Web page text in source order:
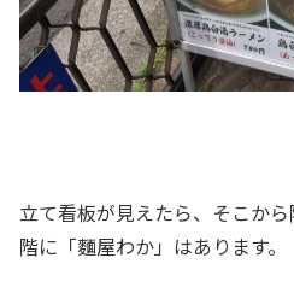
立て看板が見えたら、そこか
階に「麵屋わか」はあります。